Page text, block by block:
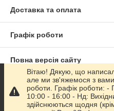
Доставка та оплата
Графік роботи
Повна версія сайту
Сайт створено на
Вітаю! Дякую, що
але ми зв'яжемося з
роботи. Графік роботи:
10:00 - 16:00 - Нд:
здійснюються щодня